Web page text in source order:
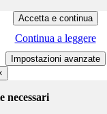
Continua a leggere
necessari